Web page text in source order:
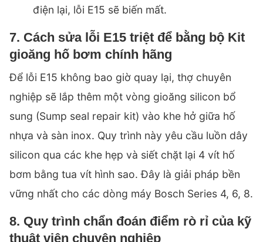
điện lại, lỗi E15 sẽ biến mất.
7. Cách sửa lỗi E15 triệt để bằng bộ Kit
gioăng hố bơm chính hãng
Để lỗi E15 không bao giờ quay lại, thợ chuyên
nghiệp sẽ lắp thêm một vòng gioăng silicon bổ
sung (Sump seal repair kit) vào khe hở giữa hố
nhựa và sàn inox. Quy trình này yêu cầu luồn dây
silicon qua các khe hẹp và siết chặt lại 4 vít hố
bơm bằng tua vít hình sao. Đây là giải pháp bền
vững nhất cho các dòng máy Bosch Series 4, 6, 8.
8. Quy trình chẩn đoán điểm rò rỉ của kỹ
thuật viên chuyên nghiệp